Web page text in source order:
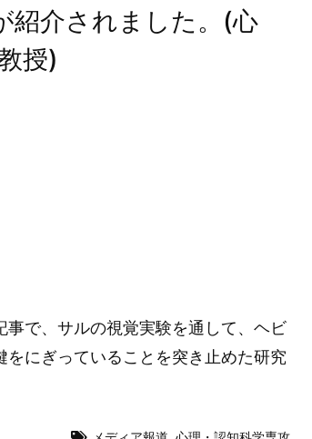
紹介されました。(心
授)
事で、サルの視覚実験を通して、ヘビ
にぎっていることを突き止めた研究